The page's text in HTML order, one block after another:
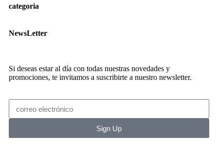
categoria
NewsLetter
Si deseas estar al día con todas nuestras novedades y
promociones, te invitamos a suscribirte a nuestro newsletter.
Sign Up